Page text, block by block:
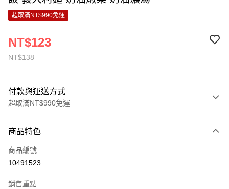
超取滿NT$990免運
NT$138
NT$123
付款與運送方式
超取滿NT$990免運
信用卡一次付款
超商取貨付款
商品特色
商品編號
10491523
銷售重點